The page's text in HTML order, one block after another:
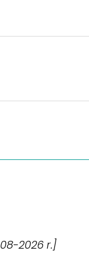
2026 r.]